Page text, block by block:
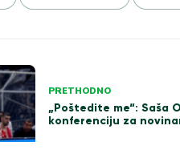
PRETHODNO
„Poštedite me“: Saša
konferenciju za